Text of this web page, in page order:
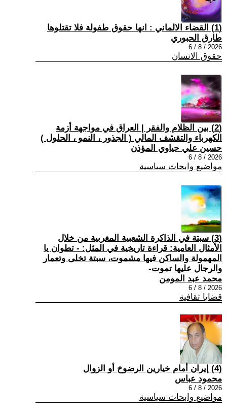
(1) القضاء الالماني : انها حقوق طفولة فلا تقتلوها
طارق الحبوري
2026 / 8 / 6
حقوق الانسان
(2) بين الظلام والفقر | العراق في مواجهة أزمة
الكهرباء والتقشف المالي ( الجذور ، النمو ، الحلول )
حسين علي حياوي المؤذن
2026 / 8 / 6
مواضيع وابحاث سياسية
(3) سبتة في الذاكرة الشعبية المغربية من خلال
الأمثال العامية: قراءة تاريخية في المثل: - تطوان يا
المهمولة والساكن فيها مشموت، سبتة تخلى وتعمار
والرجال عليها تموت-
محمد عبد المومن
2026 / 8 / 6
قضايا ثقافية
(4) إيران أمام خيارين الرضوخ أو الزوال
محمود عباس
2026 / 8 / 6
مواضيع وابحاث سياسية